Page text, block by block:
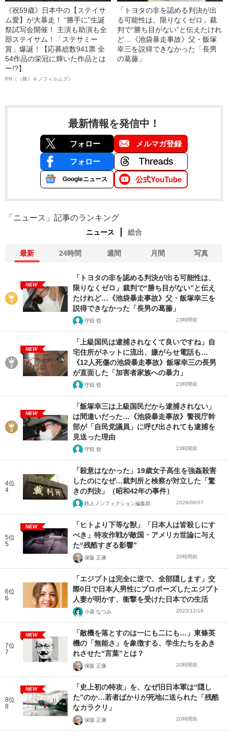
《祝59歳》日本中の【ステイサ
ム愛】が大暴走！ “勝手に”生誕
祭試写会開催！ 主演も助演も全
部ステイサム！「ステサミー
賞」爆誕！【応募総数941票 全
54作品の栄冠に輝いた作品とは
ー!?】
PR（（株）キノフィルムズ）
「トヨタの非を認める判決が出
る可能性は、限りなくゼロ」裁
判で“勝ち目がない”と伝えたけれ
ど…《池袋暴走事故》父・飯塚
幸三を説得できなかった「長男
の葛藤」
最新情報を発信中！
フォロー メルマガ登録
フォロー
Googleニュース 公式YouTube
「ニュース」記事のランキング
ニュース 総合
最新 24時間 週間 月間 写真
NEW
「トヨタの非を認める判決が出る可能性は、
限りなくゼロ」裁判で“勝ち目がない”と伝え
たけれど…《池袋暴走事故》父・飯塚幸三を
説得できなかった「長男の葛藤」
守田 哲 23時間前
NEW
「上級国民は逮捕されなくて良いですね」自
宅住所がネットに流出、嫌がらせ電話も…
《12人死傷の池袋暴走事故》飯塚幸三の長男
が直面した「加害者家族への暴力」
守田 哲 23時間前
NEW
「飯塚幸三は上級国民だから逮捕されない」
は間違いだった…《池袋暴走事故》警視庁幹
部が「自民党議員」に呼び出されても逮捕を
見送った理由
守田 哲 23時間前
4位
4
「殺意はなかった」19歳女子高生を強姦殺害
したのになぜ…裁判所と検察が対立した「驚
きの判決」（昭和42年の事件）
鉄人ノンフィクション編集部 2026/08/07
5位
5
NEW
「ヒトより下等な獣」「日本人は皆殺しにす
べき」特攻作戦が敵国・アメリカ世論に与え
た“残酷すぎる影響”
保阪 正康 20時間前
6位
6
「エジプトは完全に逆で、全部隠します」交
際0日で日本人男性にプロポーズしたエジプト
人妻が明かす、衝撃を受けた日本での生活
小泉 なつみ 2023/12/16
7位
7
NEW
「敵機を落とすのは一にも二にも…」東條英
機の「無能さ」を象徴する、学生たちをあき
れさせた“言葉”とは？
保阪 正康 20時間前
8位
8
NEW
「史上初の特攻」を、なぜ旧日本軍は“隠し
た”のか…若者ばかりが死地に送られた「残酷
なカラクリ」
保阪 正康 20時間前